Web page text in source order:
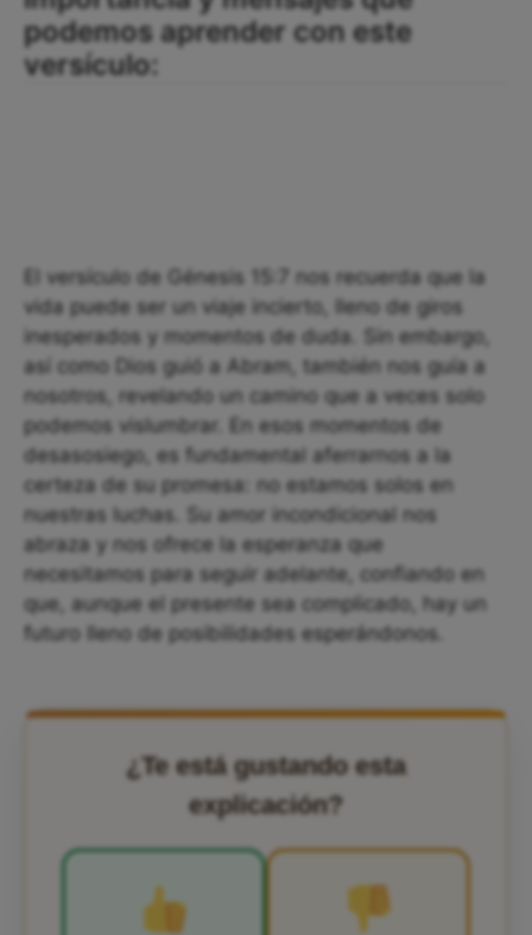
podemos aprender con este
versículo:
El versículo de Génesis 15:7 nos recuerda que la
vida puede ser un viaje incierto, lleno de giros
inesperados y momentos de duda. Sin embargo,
así como Dios guió a Abram, también nos guía a
nosotros, revelando un camino que a veces solo
podemos vislumbrar. En esos momentos de
desasosiego, es fundamental aferrarnos a la
certeza de su promesa: no estamos solos en
nuestras luchas. Su amor incondicional nos
abraza y nos ofrece la esperanza que
necesitamos para seguir adelante, confiando en
que, aunque el presente sea complicado, hay un
futuro lleno de posibilidades esperándonos.
¿Te está gustando esta
explicación?